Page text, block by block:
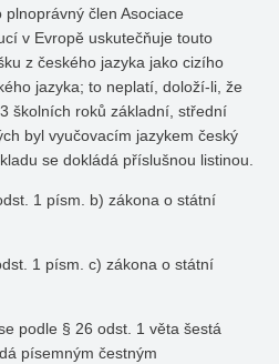
člen Asociace
v Evropě uskutečňuje touto
z českého jazyka jako cizího
jazyka; to neplatí, doloží-li, že
školních roků základní, střední
byl vyučovacím jazykem český
se dokládá příslušnou listinou.
1 písm. b) zákona o státní
1 písm. c) zákona o státní
podle § 26 odst. 1 věta šestá
písemným čestným